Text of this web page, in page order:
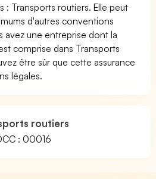
Transports routiers. Elle peut
d'autres conventions
avez une entreprise dont la
comprise dans Transports
être sûr que cette assurance
légales.
routiers
: 00016